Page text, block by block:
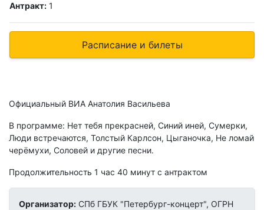
Антракт: 1
Расписание и билеты
Официальный ВИА Анатолия Васильева
В программе: Нет тебя прекрасней, Синий иней, Сумерки,
Люди встречаются, Толстый Карлсон, Цыганочка, Не ломай
черёмухи, Соловей и другие песни.
Продолжительность 1 час 40 минут с антрактом
Организатор: СПб ГБУК "Петербург-концерт", ОГРН